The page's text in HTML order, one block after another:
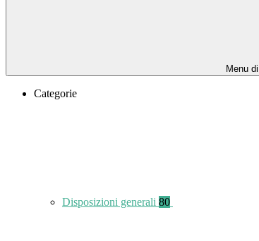
Menu
Categorie
Disposizioni generali 80